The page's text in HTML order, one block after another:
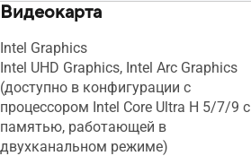
Видеокарта
Intel Graphics
Intel UHD Graphics, Intel Arc Graphics
(доступно в конфигурации с
процессором Intel Core Ultra H 5/7/9 с
памятью, работающей в
двухканальном режиме)